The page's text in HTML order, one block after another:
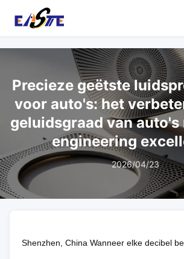
Precieze geëtste
voor auto's: het
geluidsgraad van
engineering
2026/04/23
Shenzhen, China Wanneer elke decibel